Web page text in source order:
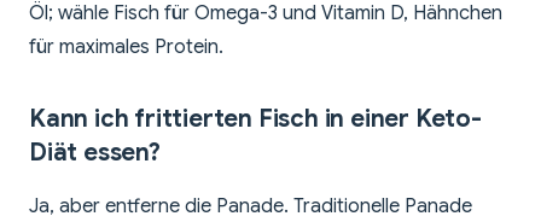
Öl; wähle Fisch für Omega-3 und Vitamin D, Hähnchen
für maximales Protein.
Kann ich frittierten Fisch in einer Keto-
Diät essen?
Ja, aber entferne die Panade. Traditionelle Panade